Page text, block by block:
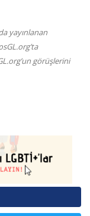
yayınlanan
görüşlerini